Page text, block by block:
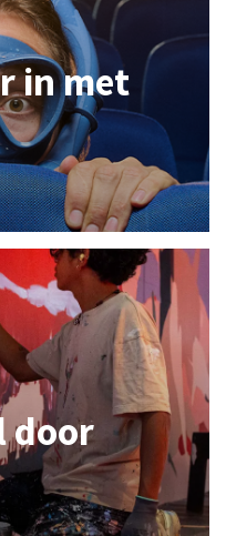
in met
door